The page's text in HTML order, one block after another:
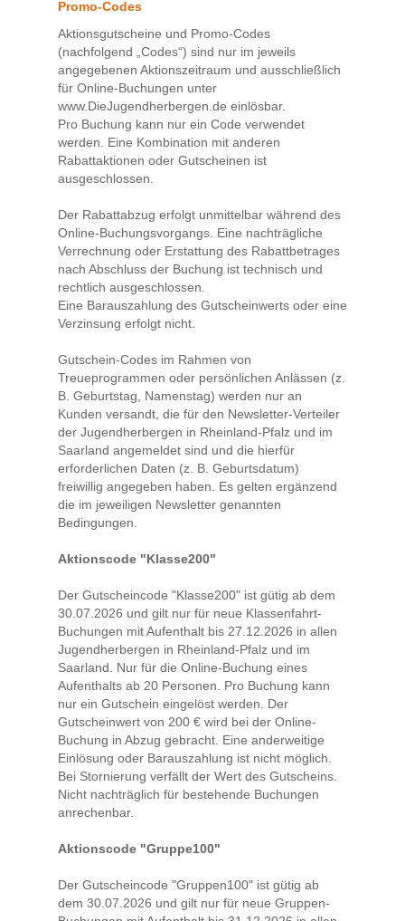
Promo-Codes
Aktionsgutscheine und Promo-Codes
(nachfolgend „Codes“) sind nur im jeweils
angegebenen Aktionszeitraum und ausschließlich
für Online-Buchungen unter
www.DieJugendherbergen.de einlösbar.
Pro Buchung kann nur ein Code verwendet
werden. Eine Kombination mit anderen
Rabattaktionen oder Gutscheinen ist
ausgeschlossen.
Der Rabattabzug erfolgt unmittelbar während des
Online-Buchungsvorgangs. Eine nachträgliche
Verrechnung oder Erstattung des Rabattbetrages
nach Abschluss der Buchung ist technisch und
rechtlich ausgeschlossen.
Eine Barauszahlung des Gutscheinwerts oder eine
Verzinsung erfolgt nicht.
Gutschein-Codes im Rahmen von
Treueprogrammen oder persönlichen Anlässen (z.
B. Geburtstag, Namenstag) werden nur an
Kunden versandt, die für den Newsletter-Verteiler
der Jugendherbergen in Rheinland-Pfalz und im
Saarland angemeldet sind und die hierfür
erforderlichen Daten (z. B. Geburtsdatum)
freiwillig angegeben haben. Es gelten ergänzend
die im jeweiligen Newsletter genannten
Bedingungen.
Aktionscode "Klasse200"
Der Gutscheincode "Klasse200" ist gütig ab dem
30.07.2026 und gilt nur für neue Klassenfahrt-
Buchungen mit Aufenthalt bis 27.12.2026 in allen
Jugendherbergen in Rheinland-Pfalz und im
Saarland. Nur für die Online-Buchung eines
Aufenthalts ab 20 Personen. Pro Buchung kann
nur ein Gutschein eingelöst werden. Der
Gutscheinwert von 200 € wird bei der Online-
Buchung in Abzug gebracht. Eine anderweitige
Einlösung oder Barauszahlung ist nicht möglich.
Bei Stornierung verfällt der Wert des Gutscheins.
Nicht nachträglich für bestehende Buchungen
anrechenbar.
Aktionscode "Gruppe100"
Der Gutscheincode "Gruppen100" ist gütig ab
dem 30.07.2026 und gilt nur für neue Gruppen-